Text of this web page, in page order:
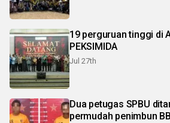
19 perguruan tinggi di
PEKSIMIDA
Jul 27th
Dua petugas SPBU
permudah penimbun